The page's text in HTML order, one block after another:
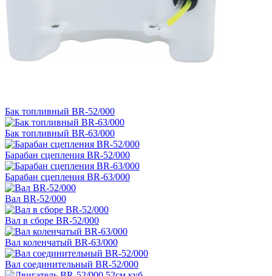
Бак топливный ВR-52/000
Бак топливный ВR-63/000
Барабан сцепления BR-52/000
Барабан сцепления BR-63/000
Вал BR-52/000
Вал в сборе BR-52/000
Вал коленчатый BR-63/000
Вал соединительный BR-52/000